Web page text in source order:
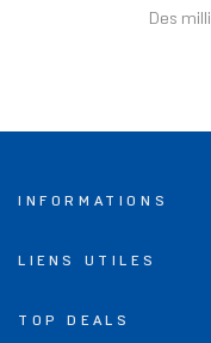
Des
INFORMATIONS
LIENS UTILES
TOP DEALS